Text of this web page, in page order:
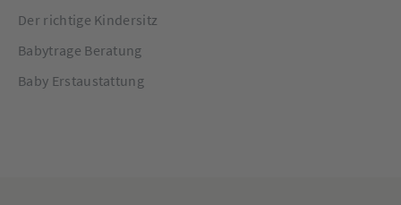
Der richtige Kindersitz
Babytrage Beratung
Baby Erstaustattung